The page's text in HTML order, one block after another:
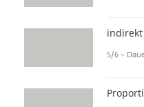
5/6 –